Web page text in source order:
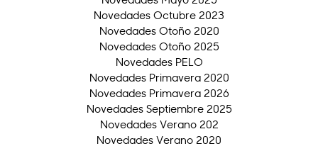
Novedades Octubre 2023
Novedades Otoño 2020
Novedades Otoño 2025
Novedades PELO
Novedades Primavera 2020
Novedades Primavera 2026
Novedades Septiembre 2025
Novedades Verano 202
Novedades Verano 2020